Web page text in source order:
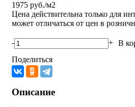
1975 руб./м2
Цена действительна только для
может отличаться от цен в
- + В
Поделиться
Описание